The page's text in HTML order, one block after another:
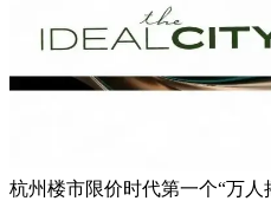
杭州楼市限价时代第一个“万